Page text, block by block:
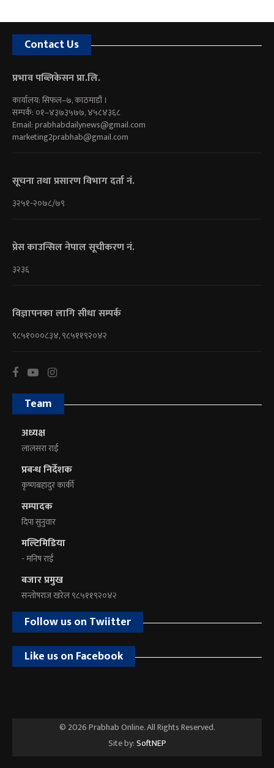
Contact Us
प्रभाव पब्लिकेसन प्रा.लि.
कार्यालय: सिफल–७, काठमाडौं ।
सम्पर्क: ०१–४३७३५७७, ४५८४३६८
Email:prabhabdailynews@gmail.com
marketing2prabhab@gmail.com
सूचना तथा प्रसारण विभाग दर्ता नं.
३२५१-२०७८/७९
प्रेस काउन्सिल नेपाल सूचीकरण नं.
३२३६
विज्ञापनका लागि सीधा सम्पर्क
९८५१०००८३४, ९८५११९२०४२
Team
अध्यक्ष
लालसरा राई
प्रबन्ध निर्देशक
कृष्णबहादुर कार्की
सम्पादक
दिपा सुनुवार
मल्टिमिडिया
- मनिष राई
बजार प्रमुख
सन्तोषराज खरेल ९८५११९२०४२
Follow us on Twiitter
Like us on Facebook
© 2026 Prabhab Online. All Rights Reserved.
Site by:SoftNEP